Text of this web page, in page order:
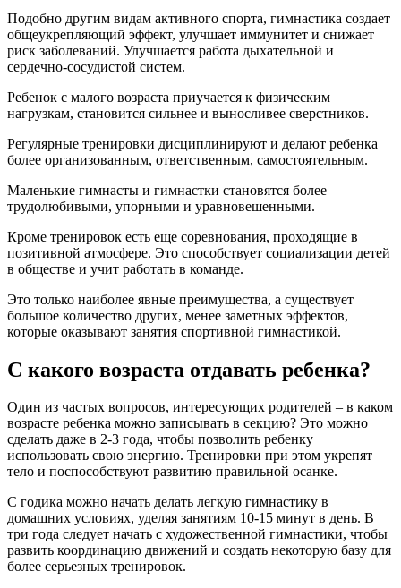
Подобно другим видам активного спорта, гимнастика создает
общеукрепляющий эффект, улучшает иммунитет и снижает
риск заболеваний. Улучшается работа дыхательной и
сердечно-сосудистой систем.
Ребенок с малого возраста приучается к физическим
нагрузкам, становится сильнее и выносливее сверстников.
Регулярные тренировки дисциплинируют и делают ребенка
более организованным, ответственным, самостоятельным.
Маленькие гимнасты и гимнастки становятся более
трудолюбивыми, упорными и уравновешенными.
Кроме тренировок есть еще соревнования, проходящие в
позитивной атмосфере. Это способствует социализации детей
в обществе и учит работать в команде.
Это только наиболее явные преимущества, а существует
большое количество других, менее заметных эффектов,
которые оказывают занятия спортивной гимнастикой.
С какого возраста отдавать ребенка?
Один из частых вопросов, интересующих родителей – в каком
возрасте ребенка можно записывать в секцию? Это можно
сделать даже в 2-3 года, чтобы позволить ребенку
использовать свою энергию. Тренировки при этом укрепят
тело и поспособствуют развитию правильной осанке.
С годика можно начать делать легкую гимнастику в
домашних условиях, уделяя занятиям 10-15 минут в день. В
три года следует начать с художественной гимнастики, чтобы
развить координацию движений и создать некоторую базу для
более серьезных тренировок.